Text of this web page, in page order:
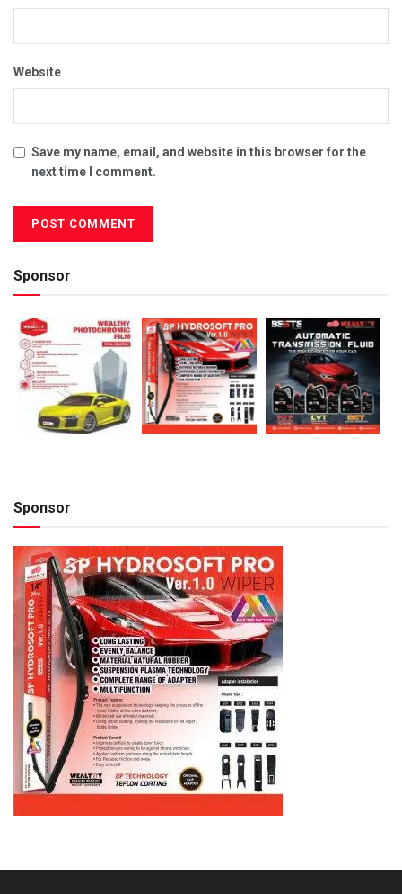
Website
Save my name, email, and website in this browser for the
next time I comment.
Sponsor
Sponsor